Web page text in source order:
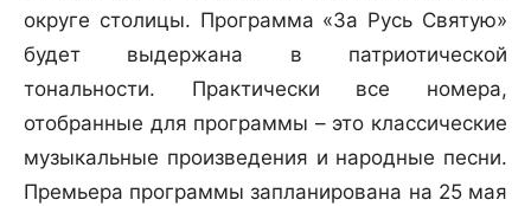
округе столицы. Программа «За Русь Святую»
будет выдержана в патриотической
тональности. Практически все номера,
отобранные для программы – это классические
музыкальные произведения и народные песни.
Премьера программы запланирована на 25 мая